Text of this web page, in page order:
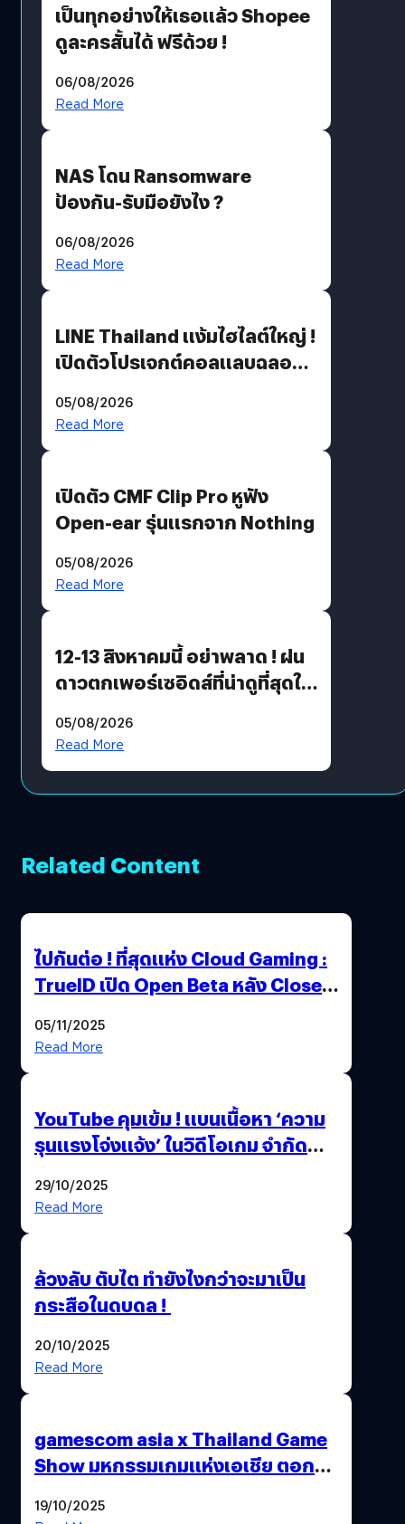
เป็นทุกอย่างให้เธอแล้ว Shopee
ดูละครสั้นได้ ฟรีด้วย !
06/08/2026
Read More
NAS โดน Ransomware
ป้องกัน-รับมือยังไง ?
06/08/2026
Read More
LINE Thailand แง้มไฮไลต์ใหญ่ !
เปิดตัวโปรเจกต์คอลแลบฉลอง
Moon x LINE FRIENDS
05/08/2026
Read More
เปิดตัว CMF Clip Pro หูฟัง
Open-ear รุ่นแรกจาก Nothing
05/08/2026
Read More
12-13 สิงหาคมนี้ อย่าพลาด ! ฝน
ดาวตกเพอร์เซอิดส์ที่น่าดูที่สุดใน
05/08/2026
Read More
Related Content
ไปกันต่อ ! ที่สุดแห่ง Cloud Gaming :
TrueID เปิด Open Beta หลัง Close
Thailand Game Show 2025 ทะลุ 15
05/11/2025
Read More
YouTube คุมเข้ม ! แบนเนื้อหา ‘ความ
รุนแรงโจ่งแจ้ง’ ในวิดีโอเกม จำกัด
29/10/2025
Read More
ล้วงลับ ตับไต ทำยังไงกว่าจะมาเป็น
กระสือในดบดล !
20/10/2025
Read More
gamescom asia x Thailand Game
Show มหกรรมเกมแห่งเอเชีย ตอกย้ำ
พาณิชย์ร่วมชูความสำเร็จ
19/10/2025